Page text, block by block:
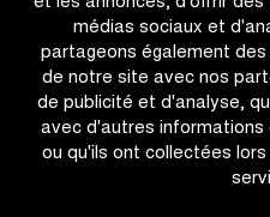
médias sociaux et
partageons également
de notre site avec nos
de publicité et d'analyse,
avec d'autres informations
ou qu'ils ont collectées
ciel
de
Champion
du
Monde
Cyclo-